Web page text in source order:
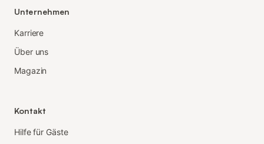
Unternehmen
Karriere
Über uns
Magazin
Kontakt
Hilfe für Gäste